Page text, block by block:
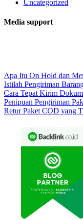
Uncategorized
Media support
Apa Itu On Hold dan
Istilah Pengiriman
Cara Tepat Kirim
Penipuan Pengiriman
Retur Paket COD yang